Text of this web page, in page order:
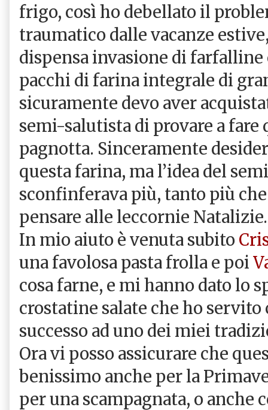
frigo, così ho debellato il
traumatico dalle vacanze
dispensa invasione di
pacchi di farina integrale di
sicuramente devo aver
semi-salutista di provare a fare
pagnotta. Sinceramente
questa farina, ma l’idea del
sconfinferava più, tanto più
pensare alle leccornie Natalizie.
In mio aiuto è venuta subito
una favolosa pasta frolla e poi
cosa farne, e mi hanno dato lo
crostatine salate che ho
successo ad uno dei miei
Ora vi posso assicurare che
benissimo anche per la
per una scampagnata, o anche